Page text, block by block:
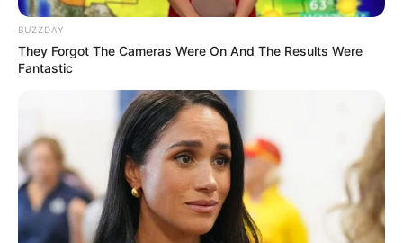
BUZZDAY
They Forgot The Cameras Were On And The Results Were
Fantastic